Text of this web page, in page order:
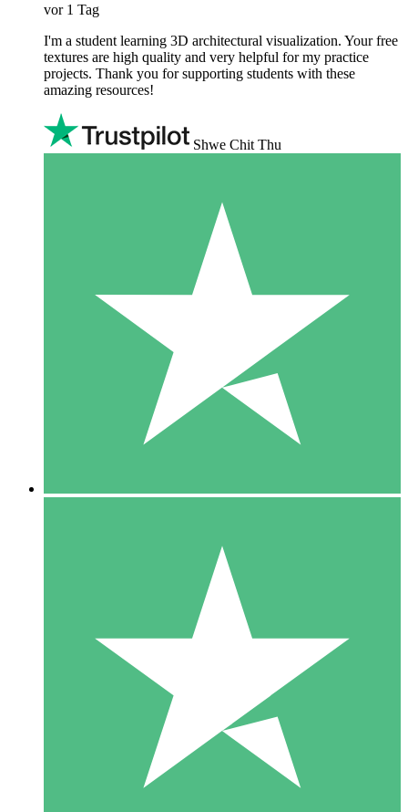
vor 1 Tag
I'm a student learning 3D architectural visualization. Your free
textures are high quality and very helpful for my practice
projects. Thank you for supporting students with these
amazing resources!
Shwe Chit Thu